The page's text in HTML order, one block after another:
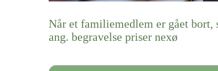
Når et familiemedlem er gået bort,
ang. begravelse priser nexø